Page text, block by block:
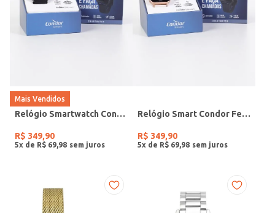
Mais Vendidos
Relógio Smartwatch Condor PRETO
R$ 349,90
5x de R$ 69 98
Relógio Smart Condor Feminino ROSE
R$ 349,90
5x de R$ 69 98